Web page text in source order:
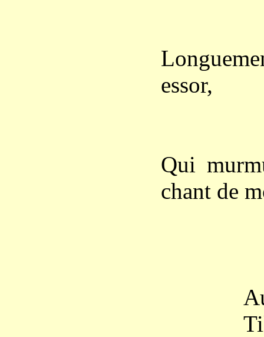
essor,
Qui
chant de
Au
Tillez,